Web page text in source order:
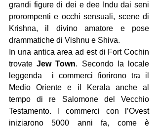
grandi figure di dei e dee Indu dai seni
prorompenti e occhi sensuali, scene di
Krishna, il divino amatore e pose
drammatiche di Vishnu e Shiva.
In una antica area ad est di Fort Cochin
trovate Jew Town. Secondo la locale
leggenda  i commerci fiorirono tra il
Medio Oriente e il Kerala anche al
tempo di re Salomone del Vecchio
Testamento. I commerci con l’Ovest
iniziarono 5000 anni fa, come è